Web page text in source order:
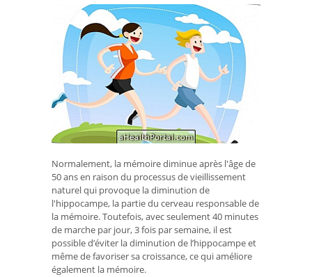
Normalement, la mémoire diminue après l'âge de
50 ans en raison du processus de vieillissement
naturel qui provoque la diminution de
l'hippocampe, la partie du cerveau responsable de
la mémoire. Toutefois, avec seulement 40 minutes
de marche par jour, 3 fois par semaine, il est
possible d’éviter la diminution de l’hippocampe et
même de favoriser sa croissance, ce qui améliore
également la mémoire.